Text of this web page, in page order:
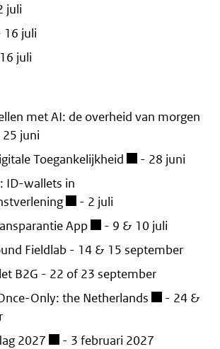
juli
16 juli
juli
met AI: de overheid van morgen
juni
Toegankelijkheid
- 28 juni
ID-wallets in
- 2 juli
App
- 9 & 10 juli
Fieldlab - 14 & 15 september
B2G - 22 of 23 september
Only: the Netherlands
- 24 &
2027
- 3 februari 2027